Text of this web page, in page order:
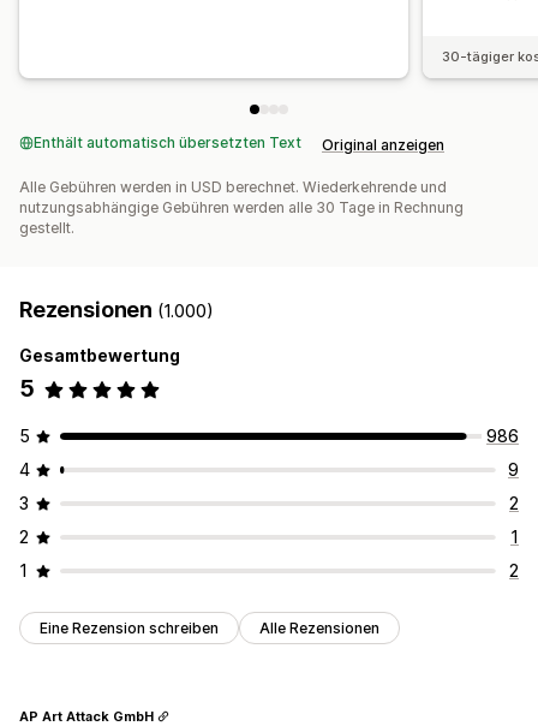
30-tägiger
Enthält automatisch übersetzten Text Original anzeigen
Alle Gebühren werden in USD berechnet. Wiederkehrende und
nutzungsabhängige Gebühren werden alle 30 Tage in Rechnung
gestellt.
Rezensionen (1.000)
Gesamtbewertung
5
5
986
4
9
3
2
2
1
1
2
Eine Rezension schreiben Alle Rezensionen
AP Art Attack GmbH